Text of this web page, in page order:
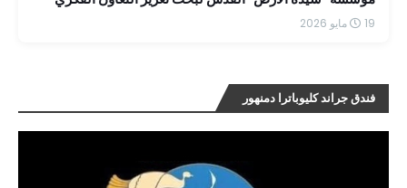
19 مايو 2026
فندق جراند كليوباترا دمنهور